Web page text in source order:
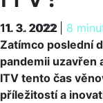
11. 3. 2022 8
11. 3. 2022
Zatímco poslední
pandemii uzavřen
ITV tento čas
příležitostí a